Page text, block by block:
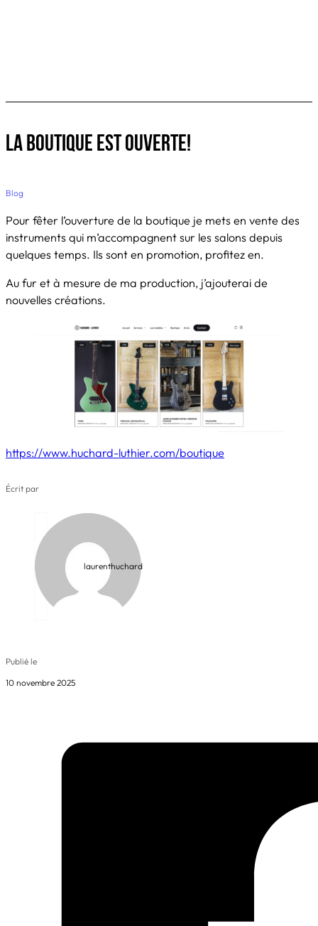
La boutique est ouverte!
Blog
Pour fêter l’ouverture de la boutique je mets en vente des
instruments qui m’accompagnent sur les salons depuis
quelques temps. Ils sont en promotion, profitez en.
Au fur et à mesure de ma production, j’ajouterai de
nouvelles créations.
https://www.huchard-luthier.com/boutique
Écrit par
laurenthuchard
Publié le
10 novembre 2025